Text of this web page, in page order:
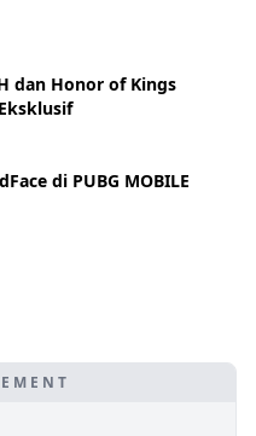
dan Honor of Kings
di PUBG MOBILE